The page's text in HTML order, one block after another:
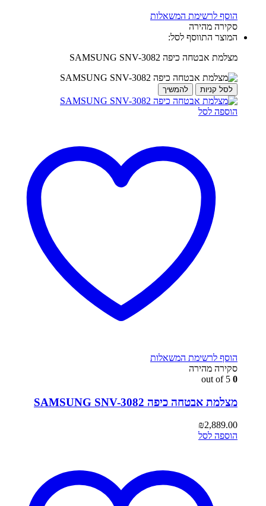
הוסף לרשימת המשאלות
סקירה מהירה
המוצר התווסף לסל:
מצלמת אבטחה כיפה SAMSUNG SNV-3082
לסל קניות להמשיך
הוספה לסל
הוסף לרשימת המשאלות
סקירה מהירה
0
מצלמת אבטחה כיפה SAMSUNG SNV-3082
₪2,889.00
הוספה לסל